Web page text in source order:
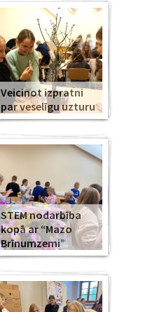
Veicinot izpratni
par veselīgu uzturu
STEM nodarbība
kopā ar “Mazo
Brīnumzemi”